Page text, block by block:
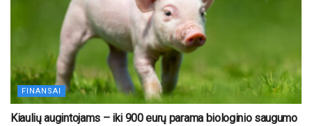
FINANSAI
Kiaulių augintojams – iki 900 eurų parama biologinio saugumo